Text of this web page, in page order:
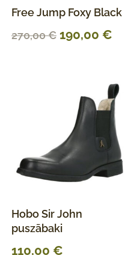
Free Jump Foxy Black
270,00€ 190,00 €
Hobo Sir John
puszābaki
110,00 €